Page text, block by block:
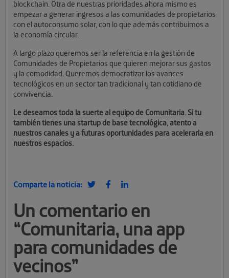
blockchain. Otra de nuestras prioridades ahora mismo es
empezar a generar ingresos a las comunidades de propietarios
con el autoconsumo solar, con lo que además contribuimos a
la economía circular.
A largo plazo queremos ser la referencia en la gestión de
Comunidades de Propietarios que quieren mejorar sus gastos
y la comodidad. Queremos democratizar los avances
tecnológicos en un sector tan tradicional y tan cotidiano de
convivencia.
Le deseamos toda la suerte al equipo de Comunitaria. Si tu
también tienes una startup de base tecnológica, atento a
nuestros canales y a futuras oportunidades para acelerarla en
nuestros espacios.
Comparte la noticia:
Un comentario en
“Comunitaria, una app
para comunidades de
vecinos”